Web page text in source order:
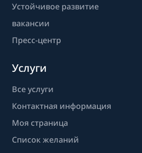
Устойчивое развитие
вакансии
Пресс-центр
Услуги
Все услуги
Контактная информация
Моя страница
Список желаний